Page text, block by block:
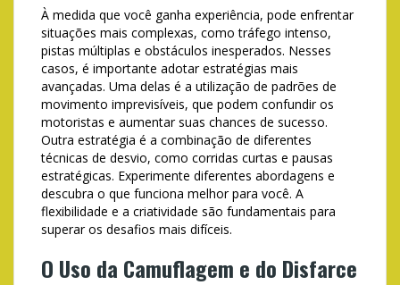
À medida que você ganha experiência, pode enfrentar
situações mais complexas, como tráfego intenso,
pistas múltiplas e obstáculos inesperados. Nesses
casos, é importante adotar estratégias mais
avançadas. Uma delas é a utilização de padrões de
movimento imprevisíveis, que podem confundir os
motoristas e aumentar suas chances de sucesso.
Outra estratégia é a combinação de diferentes
técnicas de desvio, como corridas curtas e pausas
estratégicas. Experimente diferentes abordagens e
descubra o que funciona melhor para você. A
flexibilidade e a criatividade são fundamentais para
superar os desafios mais difíceis.
O Uso da Camuflagem e do Disfarce